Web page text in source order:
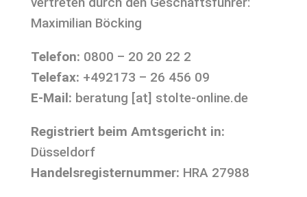
Maximilian Böcking
Telefon: 0800 – 20 20 22 2
Telefax: +492173 – 26 456 09
E-Mail: beratung [at] stolte-online.de
Registriert beim Amtsgericht in:
Düsseldorf
Handelsregisternummer: HRA 27988